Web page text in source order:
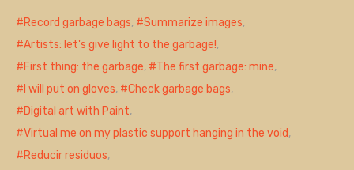
Record garbage bags, Summarize images,
Artists: let's give light to the garbage!,
First thing: the garbage, The first garbage: mine,
I will put on gloves, Check garbage bags,
Digital art with Paint,
Virtual me on my plastic support hanging in the void,
Reducir residuos,